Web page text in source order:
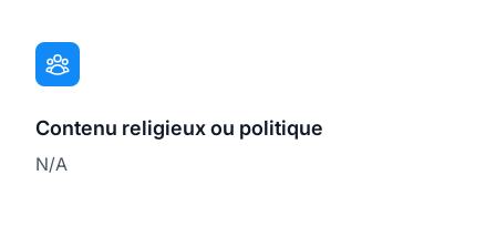
Contenu religieux ou politique
N/A